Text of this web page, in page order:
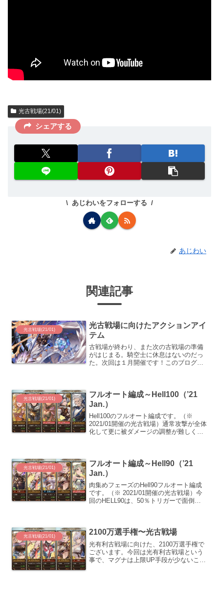
光古戦場(21/01)
シェアする
あじわいをフォローする
あじわい
関連記事
光古戦場(21/01)
光古戦場に向けたアクションアイ
テム
古戦場が終わり、また次の古戦場の準備
がはじまる。騎空士に休息はないのだっ
た。次回は１月開催です！このブログを
して、具体的なアクションア...
光古戦場(21/01)
フルオート編成～Hell100（’21
Jan.）
Hell100のフルオート編成です。（※
2021/01開催の光古戦場）通常攻撃が全体
化して更に被ダメージの調整が難しくな
ン...
光古戦場(21/01)
フルオート編成～Hell90（’21
Jan.）
肉集めフェーズのHell90フルオート編成
です。（※ 2021/01開催の光古戦場）今
回のHELL90は、50％トリガーで面倒な
１つ...
光古戦場(21/01) 2100万選手権〜光古戦場
光有利古戦場に向けた、2100万選手権で
ございます。今回は光有利古戦場という
事で、マグナは上限UP手段が少ないこと